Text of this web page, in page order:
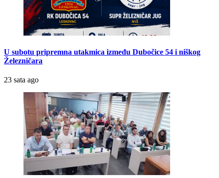
U subotu pripremna utakmica između Dubočice 54 i niškog
Železničara
23 sata ago